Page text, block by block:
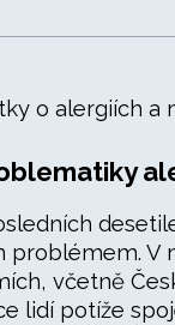
problémem. V
včetně
lidí potíže